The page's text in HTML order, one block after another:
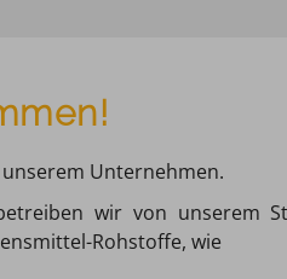
Unternehmen.
wir von unserem
Rohstoffe, wie